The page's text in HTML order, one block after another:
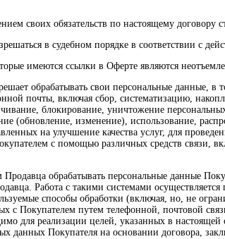
своих обязательств по настоящему договору
в судебном порядке в соответствии с
имеются ссылки в Оферте являются
обрабатывать свои персональные
почты, включая сбор, систематизацию,
блокирование, уничтожение
(обновление, изменение), использование,
на улучшение качества услуг, для
с помощью различных средств связи,
Продавца обрабатывать персональные данные
Работа с такими системами
способы обработки (включая, но, не
с Покупателем путем телефонной, почтовой
для реализации целей, указанных в
данных Покупателя на основании договора,